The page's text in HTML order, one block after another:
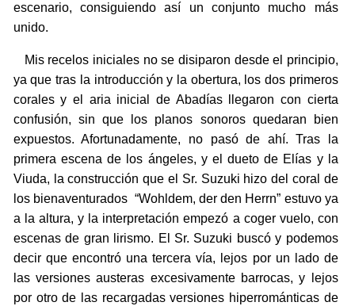
escenario, consiguiendo así un conjunto mucho más
unido.
Mis recelos iniciales no se disiparon desde el principio,
ya que tras la introducción y la obertura, los dos primeros
corales y el aria inicial de Abadías llegaron con cierta
confusión, sin que los planos sonoros quedaran bien
expuestos. Afortunadamente, no pasó de ahí. Tras la
primera escena de los ángeles, y el dueto de Elías y la
Viuda, la construcción que el Sr. Suzuki hizo del coral de
los bienaventurados “Wohldem, der den Herrn” estuvo ya
a la altura, y la interpretación empezó a coger vuelo, con
escenas de gran lirismo. El Sr. Suzuki buscó y podemos
decir que encontró una tercera vía, lejos por un lado de
las versiones austeras excesivamente barrocas, y lejos
por otro de las recargadas versiones hiperrománticas de